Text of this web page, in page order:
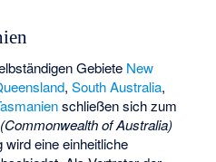
Gebiete New
, South Australia,
schließen sich zum
(Commonwealth of Australia)
eine einheitliche